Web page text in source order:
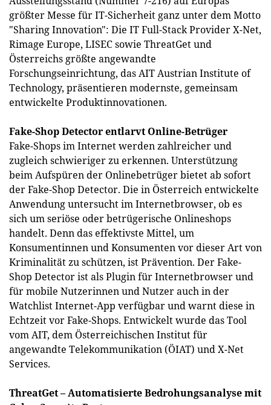
größter Messe für IT-Sicherheit ganz unter dem Motto
"Sharing Innovation": Die IT Full-Stack Provider X-Net,
Rimage Europe, LISEC sowie ThreatGet und
Österreichs größte angewandte
Forschungseinrichtung, das AIT Austrian Institute of
Technology, präsentieren modernste, gemeinsam
entwickelte Produktinnovationen.
Fake-Shop Detector entlarvt Online-Betrüger
Fake-Shops im Internet werden zahlreicher und
zugleich schwieriger zu erkennen. Unterstützung
beim Aufspüren der Onlinebetrüger bietet ab sofort
der Fake-Shop Detector. Die in Österreich entwickelte
Anwendung untersucht im Internetbrowser, ob es
sich um seriöse oder betrügerische Onlineshops
handelt. Denn das effektivste Mittel, um
Konsumentinnen und Konsumenten vor dieser Art von
Kriminalität zu schützen, ist Prävention. Der Fake-
Shop Detector ist als Plugin für Internetbrowser und
für mobile Nutzerinnen und Nutzer auch in der
Watchlist Internet-App verfügbar und warnt diese in
Echtzeit vor Fake-Shops. Entwickelt wurde das Tool
vom AIT, dem Österreichischen Institut für
angewandte Telekommunikation (ÖIAT) und X-Net
Services.
ThreatGet – Automatisierte Bedrohungsanalyse mit